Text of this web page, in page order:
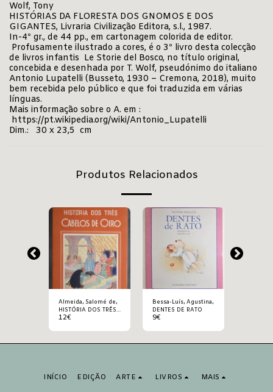
Wolf, Tony
HISTÓRIAS DA FLORESTA DOS GNOMOS E DOS
GIGANTES, Livraria Civilização Editora, s.l., 1987.
In-4º gr., de 44 pp., em cartonagem colorida de editor.
Profusamente ilustrado a cores, é o 3º livro desta colecção
de livros infantis Le Storie del Bosco, no título original,
concebida e desenhada por T. Wolf, pseudónimo do italiano
Antonio Lupatelli (Busseto, 1930 – Cremona, 2018), muito
bem recebida pelo público e que foi traduzida em várias
línguas.
Mais informação sobre o A. em :
https://pt.wikipedia.org/wiki/Antonio_Lupatelli
Dim.: 30 x 23,5 cm
Produtos Relacionados
Almeida, Salomé de,
HISTÓRIA DOS TRÊS
CABELOS DE OIRO
12€
Bessa-Luís, Agustina,
DENTES DE RATO
9€
INÍCIO EDIÇÃO ARTE LIVROS MAIS